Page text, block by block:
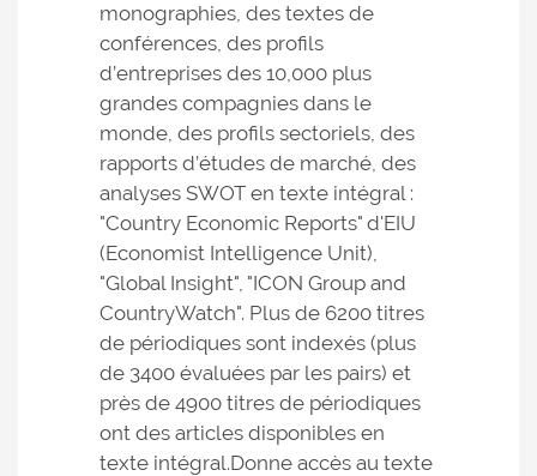
monographies, des textes de
conférences, des profils
d’entreprises des 10,000 plus
grandes compagnies dans le
monde, des profils sectoriels, des
rapports d’études de marché, des
analyses SWOT en texte intégral :
"Country Economic Reports" d'EIU
(Economist Intelligence Unit),
"Global Insight", "ICON Group and
CountryWatch". Plus de 6200 titres
de périodiques sont indexés (plus
de 3400 évaluées par les pairs) et
près de 4900 titres de périodiques
ont des articles disponibles en
texte intégral.Donne accès au texte